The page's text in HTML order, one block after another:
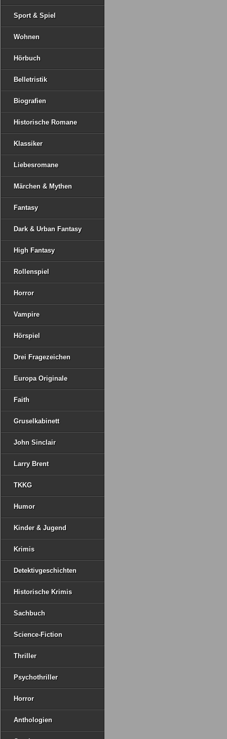
Sport & Spiel
Wohnen
Hörbuch
Belletristik
Biografien
Historische Romane
Klassiker
Liebesromane
Märchen & Mythen
Fantasy
Dark & Urban Fantasy
High Fantasy
Rollenspiel
Horror
Vampire
Hörspiel
Drei Fragezeichen
Europa Originale
Faith
Gruselkabinett
John Sinclair
Larry Brent
TKKG
Humor
Kinder & Jugend
Krimis
Detektivgeschichten
Historische Krimis
Sachbuch
Science-Fiction
Thriller
Psychothriller
Horror
Anthologien